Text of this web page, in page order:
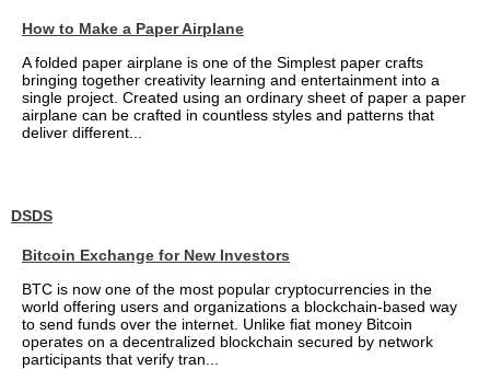
How to Make a Paper Airplane
A folded paper airplane is one of the Simplest paper crafts
bringing together creativity learning and entertainment into a
single project. Created using an ordinary sheet of paper a paper
airplane can be crafted in countless styles and patterns that
deliver different...
DSDS
Bitcoin Exchange for New Investors
BTC is now one of the most popular cryptocurrencies in the
world offering users and organizations a blockchain-based way
to send funds over the internet. Unlike fiat money Bitcoin
operates on a decentralized blockchain secured by network
participants that verify tran...